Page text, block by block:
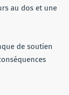
au dos et une
de soutien